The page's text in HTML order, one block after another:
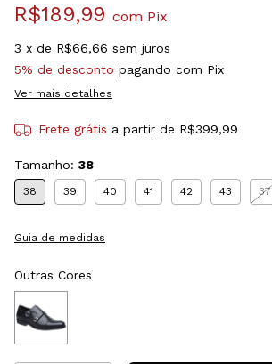
R$189,99 com Pix
3 x de R$66,66 sem juros
5% de desconto pagando com Pix
Ver mais detalhes
Frete grátis a partir de R$399,99
Tamanho: 38
38 39 40 41 42 43 37
Guia de medidas
Outras Cores